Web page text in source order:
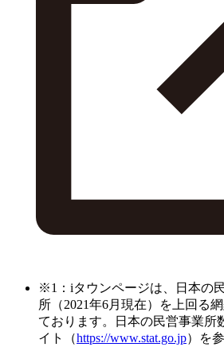
※1：iタウンページは、日本の
所（2021年6月現在）を上回る
ております。日本の民営事業所
イト（https://www.stat.go.jp）を